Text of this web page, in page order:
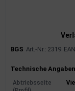
BGS Art.-Nr.: 2319
Technische
Abtriebsseite